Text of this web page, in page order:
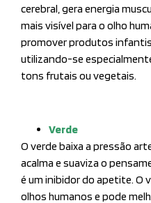
cerebral, gera energia
mais visível para o olho
promover produtos
utilizando-se
tons frutais ou vegetais.
Verde
O verde baixa a pressão
acalma e suaviza o
é um inibidor do apetite. O
olhos humanos e pode